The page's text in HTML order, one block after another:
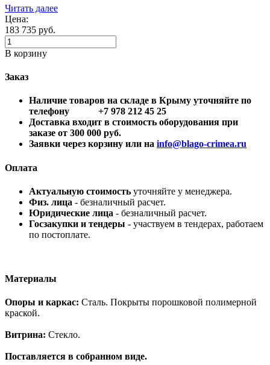
Читать далее
Цена:
183 735 руб.
В корзину
Заказ
Наличие товаров на складе в Крыму уточняйте по
телефону +7 978 212 45 25
Доставка входит в стоимость оборудования при
заказе от 300 000 руб.
Заявки через корзину или на info@blago-crimea.ru
Оплата
Актуальную стоимость уточняйте у менеджера.
Физ. лица - безналичный расчет.
Юридические лица - безналичный расчет.
Госзакупки и тендеры - участвуем в тендерах, работаем
по постоплате.
Материалы
Опоры и каркас: Сталь. Покрыты порошковой полимерной
краской.
Витрина: Стекло.
Поставляется в собранном виде.